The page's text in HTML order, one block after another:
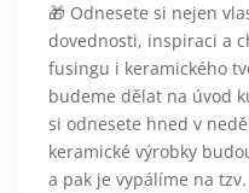
🎁 Odnesete si nejen
dovednosti, inspiraci a
fusingu i keramického
budeme dělat na úvod
si odnesete hned v
keramické výrobky
a pak je vypálíme na